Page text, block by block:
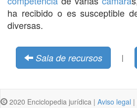
ha recibido o es susceptible
diversas.
Sala de recursos |
2020 Enciclopedia jurídica | Aviso legal |